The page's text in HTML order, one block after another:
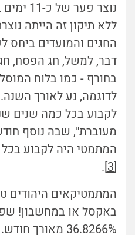
נוצר
ללא תיקון זה הייתה
החגים והמועדים ביחס
דבר, למשל, חג הפסח,
בחורף - כמו בלוח
לדוגמה, נע לאורך
לקבוע בכל כמה שנים
מעוברת", שבה נוסף
המתמטי היה לקבוע
[3]
.
המתמטיקאים היהודים
באקסל או במחשבון!
36.8266%